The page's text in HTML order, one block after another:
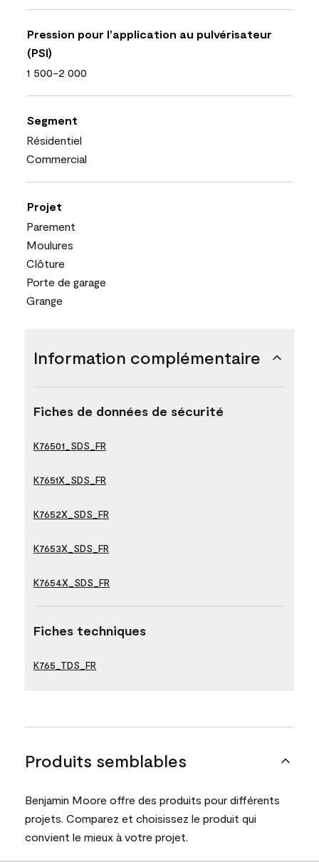
Pression pour l’application au pulvérisateur
(PSI)
1 500-2 000
Segment
Résidentiel
Commercial
Projet
Parement
Moulures
Clôture
Porte de garage
Grange
Information complémentaire
Fiches de données de sécurité
K76501_SDS_FR
K7651X_SDS_FR
K7652X_SDS_FR
K7653X_SDS_FR
K7654X_SDS_FR
Fiches techniques
K765_TDS_FR
Produits semblables
Benjamin Moore offre des produits pour différents
projets. Comparez et choisissez le produit qui
convient le mieux à votre projet.